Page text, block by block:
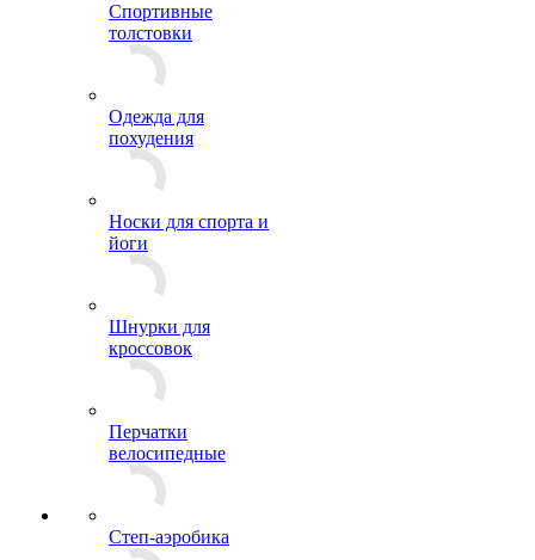
Спортивные
толстовки
Одежда для
похудения
Носки для спорта и
йоги
Шнурки для
кроссовок
Перчатки
велосипедные
Степ-аэробика